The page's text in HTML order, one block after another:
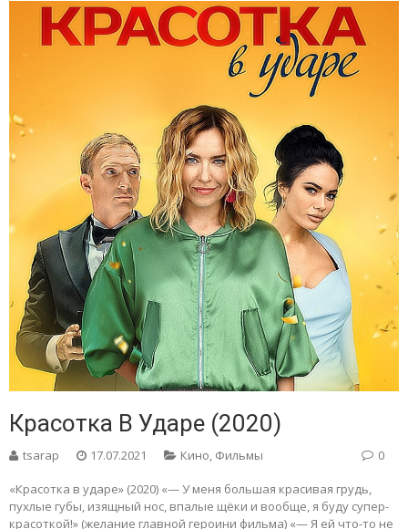
Красотка В Ударе (2020)
tsarap 17.07.2021 Кино, Фильмы 0
«Красотка в ударе» (2020) «— У меня большая красивая грудь,
пухлые губы, изящный нос, впалые щёки и вообще, я буду супер-
красоткой!» (желание главной героини фильма) «— Я ей что-то не